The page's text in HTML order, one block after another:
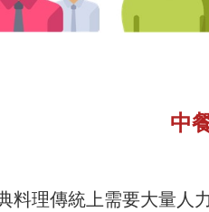
中
料理傳統上需要大量人